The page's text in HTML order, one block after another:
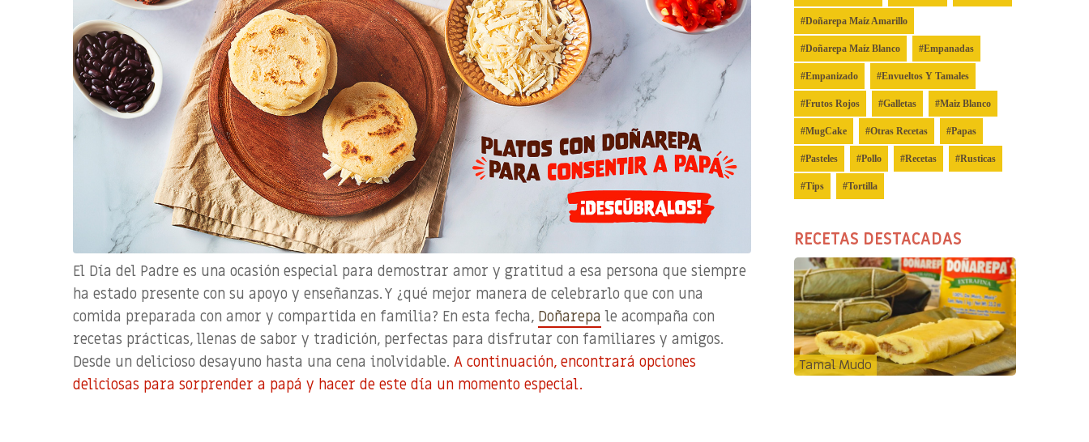
El Día del Padre es una ocasión especial para demostrar amor y gratitud a esa persona que siempre
ha estado presente con su apoyo y enseñanzas. Y ¿qué mejor manera de celebrarlo que con una
comida preparada con amor y compartida en familia? En esta fecha, Doñarepa le acompaña con
recetas prácticas, llenas de sabor y tradición, perfectas para disfrutar con familiares y amigos.
Desde undeliciosodesayuno hasta una cena inolvidable.A continuación,encontrará opciones
deliciosas para sorprender a papá y hacer de este día un momento especial.
Doñarepa Maíz Amarillo
Doñarepa Maíz Blanco Empanadas
Empanizado Envueltos Y Tamales
Frutos Rojos Galletas Maiz Blanco
MugCake Otras Recetas Papas
Pasteles Pollo Recetas Rusticas
Tips Tortilla
RECETAS DESTACADAS
Tamal Mudo